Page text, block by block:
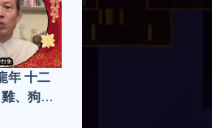
年 十二
、狗、